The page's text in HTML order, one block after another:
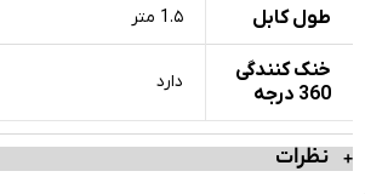
طول کابل 1.۵ متر
خنک کنندگی
360 درجه
دارد
نظرات